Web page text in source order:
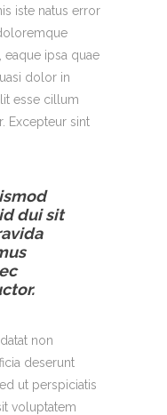
iste natus error
eaque ipsa quae
dolor in
esse cillum
Excepteur sint
dui sit
non
deserunt
ut perspiciatis
voluptatem